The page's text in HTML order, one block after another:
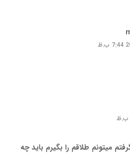
میتونم طلاقم را بگیرم باید چه